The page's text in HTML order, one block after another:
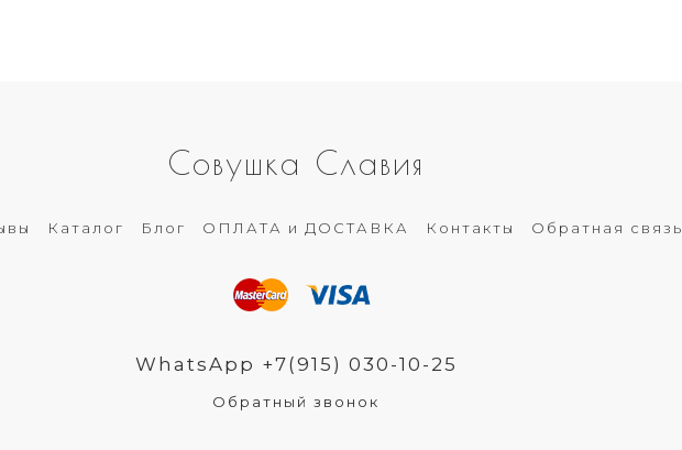
Совушка Славия
Каталог Блог ОПЛАТА и ДОСТАВКА Контакты Обратная связь
WhatsApp +7(915) 030-10-25
Обратный звонок